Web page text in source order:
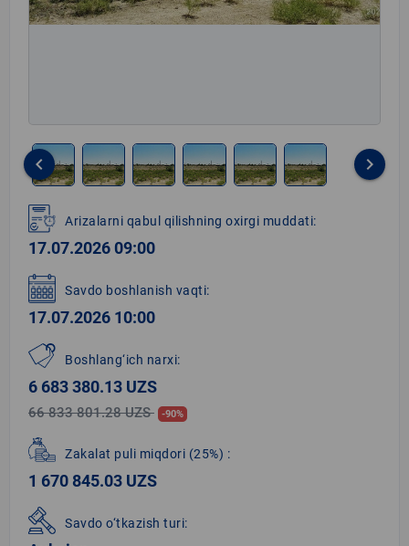
1
of
6
keyboard_arrow_left keyboard_arrow_right
Arizalarni qabul qilishning oxirgi muddati:
17.07.2026 09:00
Savdo boshlanish vaqti:
17.07.2026 10:00
Boshlang‘ich narxi:
6 683 380.13 UZS
66 833 801.28 UZS -90%
Zakalat puli miqdori (25%) :
1 670 845.03 UZS
Savdo o‘tkazish turi: